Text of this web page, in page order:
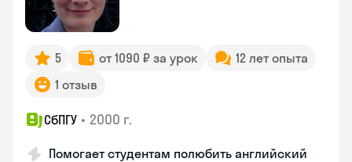
5 от 1090 ₽ за урок
12 лет опыта
1 отзыв
СбПГУ • 2000 г.
Помогает студентам полюбить английский